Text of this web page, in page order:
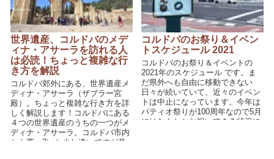
世界遺産、コルドバのメデ
ィナ・アサーラを訪れる人
は必読！ちょっと複雑な行
き方を解説
コルドバ郊外にある、世界遺産メ
ディナ・アサーラ（ザブラー宮
殿）。ちょっと複雑な行き方を詳
しく解説します！コルドバにある
４つの世界遺産のうちの一つがメ
ディナ・アサーラ。コルドバ市内
から西へ7㎞と少し遠いですが見
コルドバのお祭り＆イベン
トスケジュール 2021
コルドバのお祭り＆イベントの
2021年のスケジュール です。ま
だ県外へも自由に移動できない
日々が続いていて、近々のイベン
トは中止になっています。今年は
パティオ祭りが100周年なので5月
にはなんとかお祝いできる状況に